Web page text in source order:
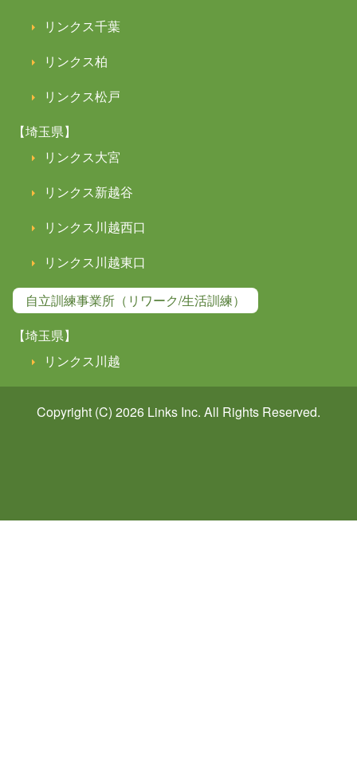
リンクス千葉
リンクス柏
リンクス松戸
【埼玉県】
リンクス大宮
リンクス新越谷
リンクス川越西口
リンクス川越東口
自立訓練事業所（リワーク/生活訓練）
【埼玉県】
リンクス川越
Copyright (C) 2026 Links Inc. All Rights Reserved.